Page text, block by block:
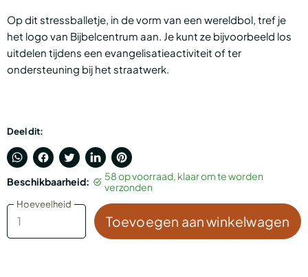
Op dit stressballetje, in de vorm van een wereldbol, tref je
het logo van Bijbelcentrum aan. Je kunt ze bijvoorbeeld los
uitdelen tijdens een evangelisatieactiviteit of ter
ondersteuning bij het straatwerk.
Deel dit:
Translation
missing:
nl.general.accessibility.share_on_whatsapp
Delen
via
Tweet
op
Deel
op
LinkedIn
Pin
op
Pinterest
Beschikbaarheid:
58 op voorraad, klaar om te worden
verzonden
Hoeveelheid
Hoeveelheid
Toevoegen aan winkelwagen